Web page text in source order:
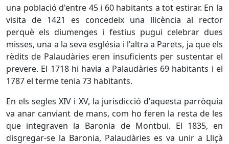
una població d'entre 45 i 60 habitants a tot estirar. En la
visita de 1421 es concedeix una llicència al rector
perquè els diumenges i festius pugui celebrar dues
misses, una a la seva església i l'altra a Parets, ja que els
rèdits de Palaudàries eren insuficients per sustentar el
prevere. El 1718 hi havia a Palaudàries 69 habitants i el
1787 el terme tenia 73 habitants.
En els segles XIV i XV, la jurisdicció d'aquesta parròquia
va anar canviant de mans, com ho feren la resta de les
que integraven la Baronia de Montbui. El 1835, en
disgregar-se la Baronia, Palaudàries es va unir a Lliçà